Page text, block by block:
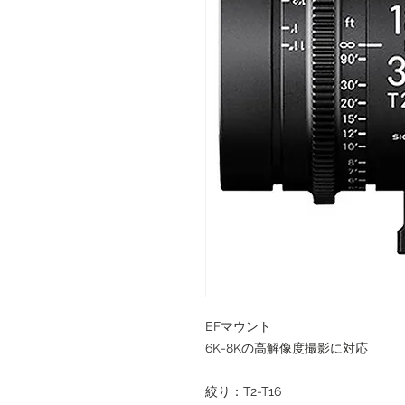
EFマウント
6K-8Kの高解像度撮影に対応
絞り：T2-T16